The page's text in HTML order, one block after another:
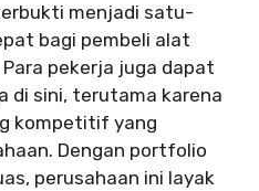
menjadi satu-
bagi pembeli alat
pekerja juga dapat
di sini, terutama karena
kompetitif yang
Dengan portfolio
perusahaan ini layak